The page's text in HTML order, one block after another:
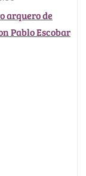
arquero de
Pablo Escobar